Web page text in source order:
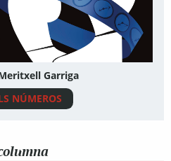
Garriga
NÚMEROS